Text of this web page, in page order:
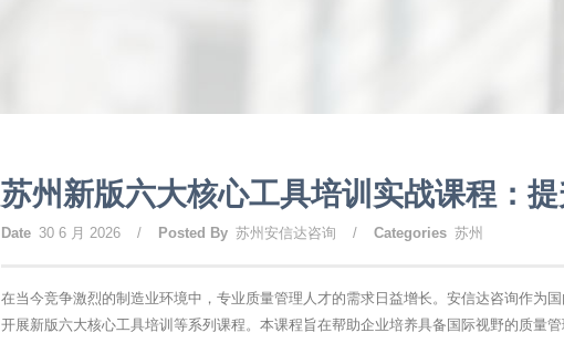
苏州新版六大核心工具培训实战课程：
Date 30 6 月 2026 / Posted By 苏州安信达咨询 / Categories 苏州
在当今竞争激烈的制造业环境中，专业质量管理人才的需求日益增长。安信达咨询作为
开展新版六大核心工具培训等系列课程。本课程旨在帮助企业培养具备国际视野的质量